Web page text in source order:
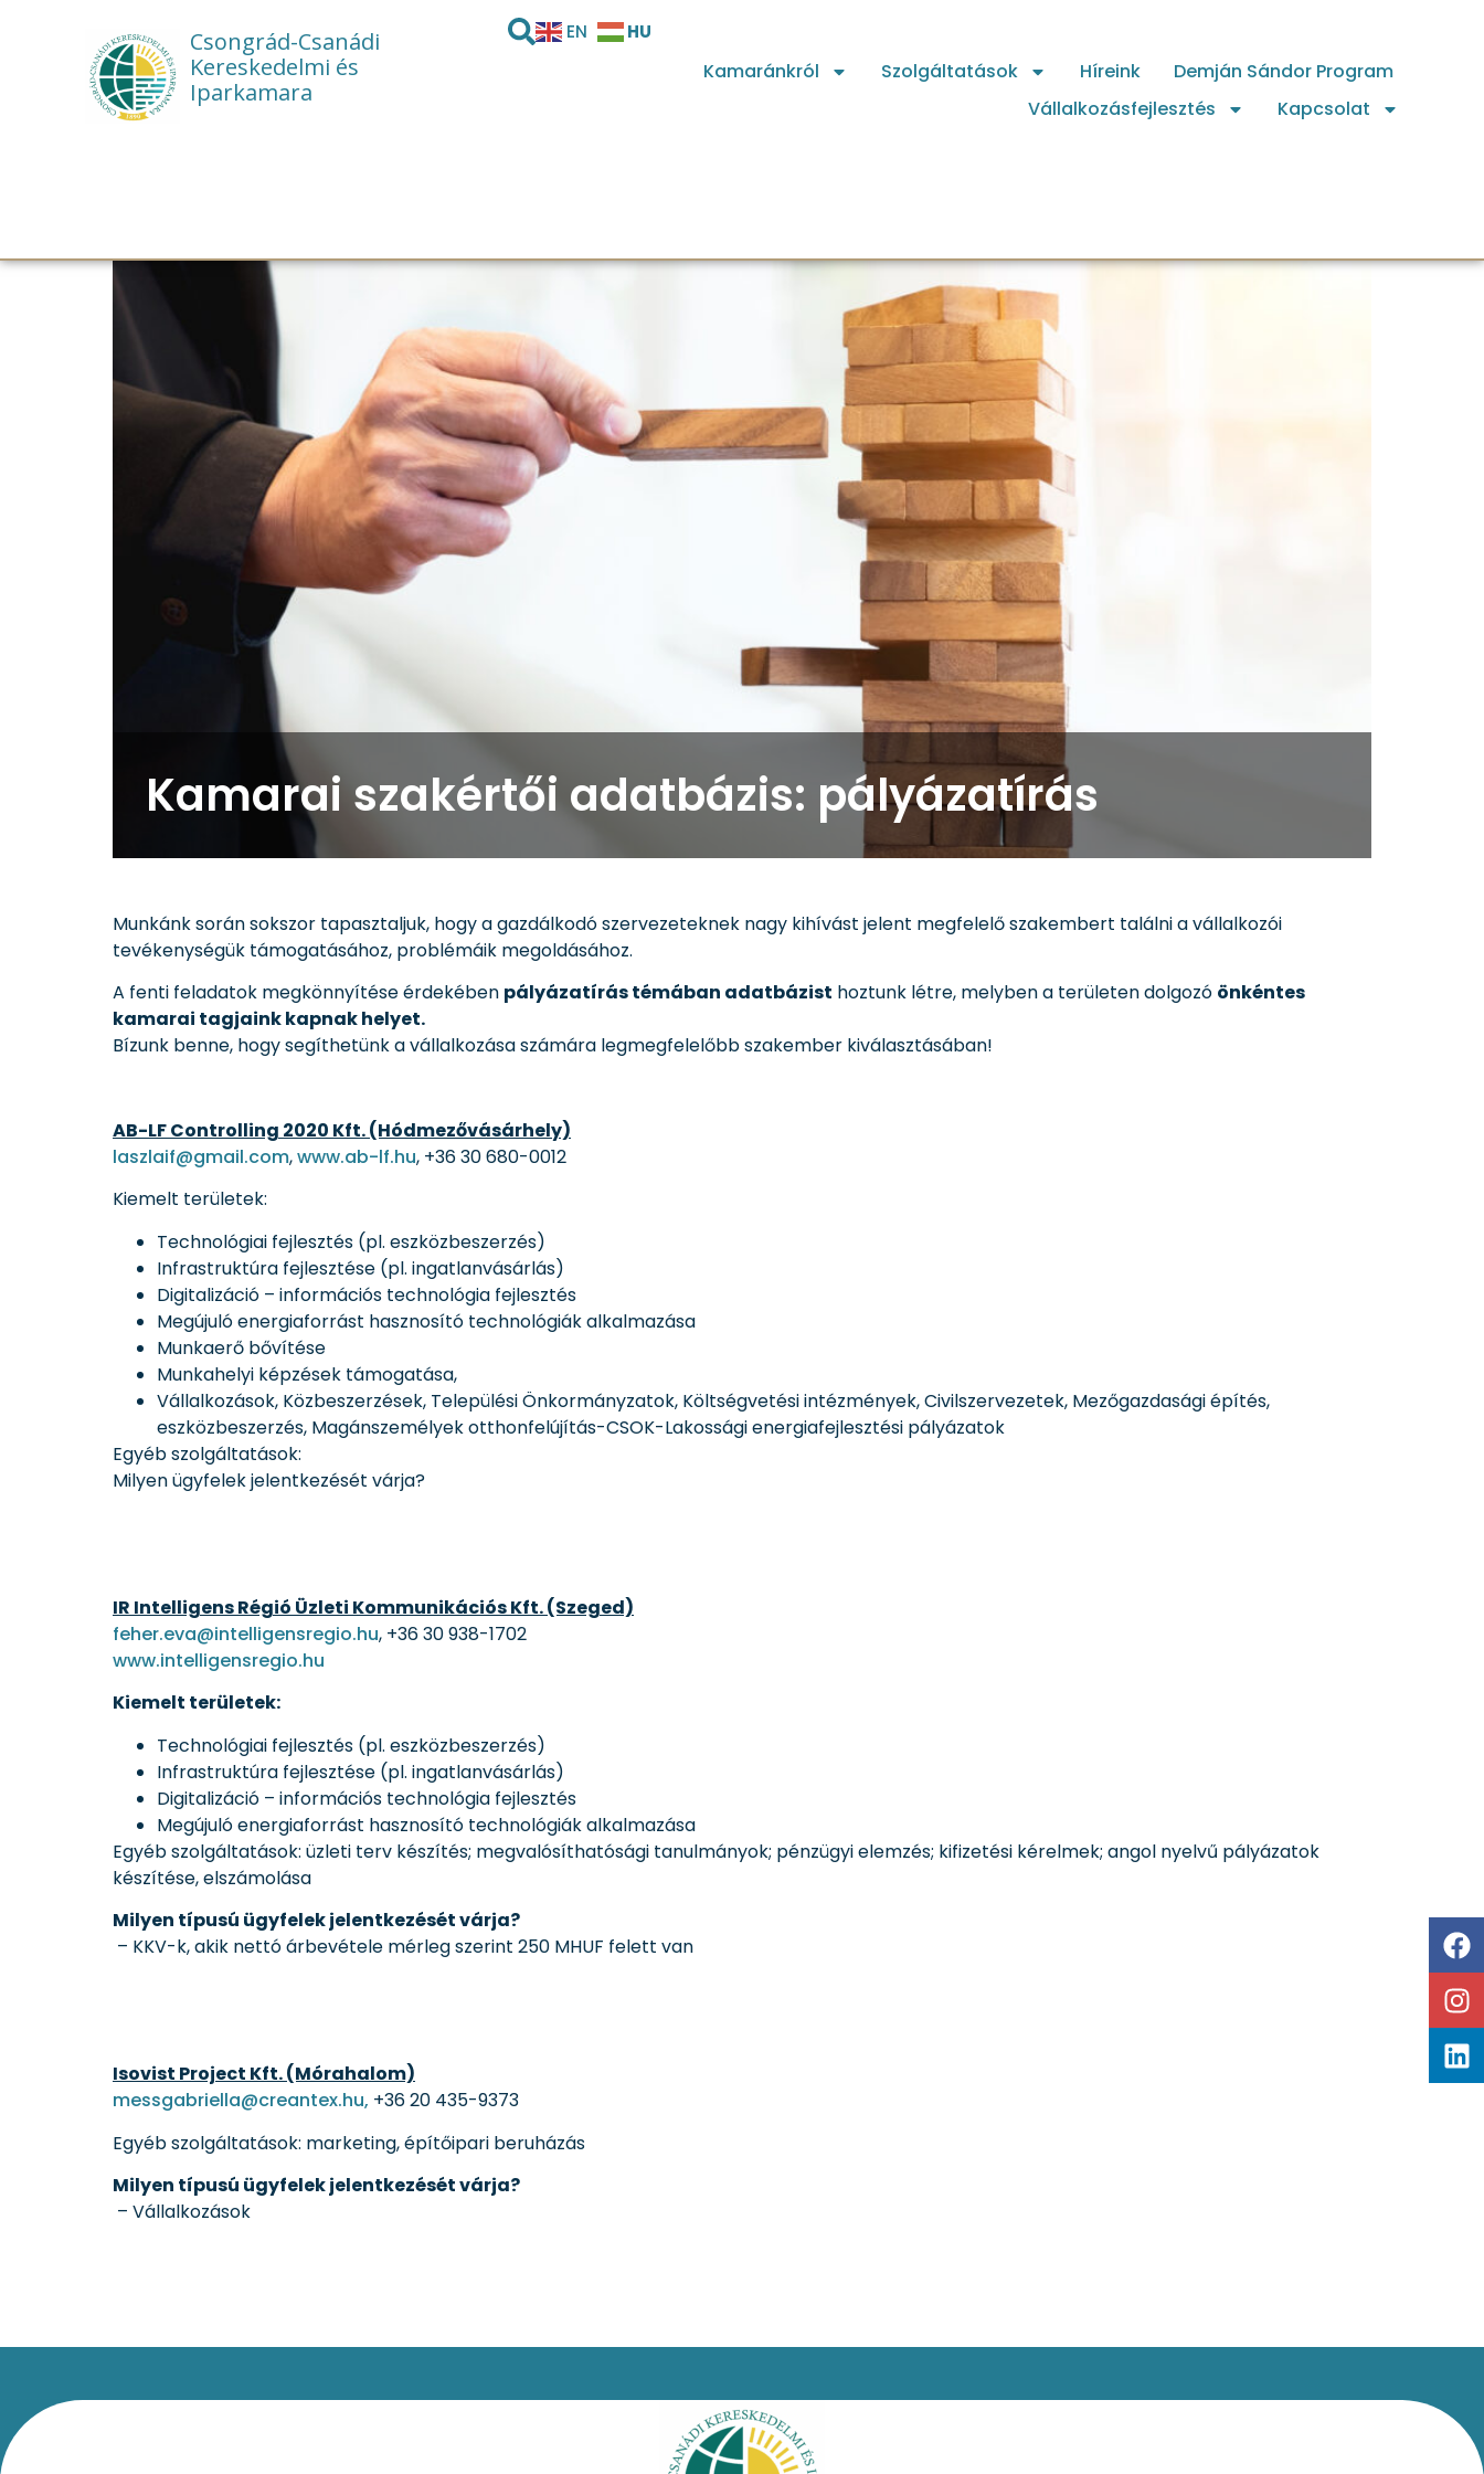
Csongrád-Csanádi
Kereskedelmi és
Iparkamara
EN HU
Kamaránkról Szolgáltatások Híreink
Demján Sándor Program
Vállalkozásfejlesztés
Kapcsolat
Kamarai szakértői adatbázis: pályázatírás
Munkánk során sokszor tapasztaljuk, hogy a gazdálkodó szervezeteknek nagy kihívást jelent megfelelő szakembert találni a vállalkozói
tevékenységük támogatásához, problémáik megoldásához.
A fenti feladatok megkönnyítése érdekében pályázatírás témában adatbázist hoztunk létre, melyben a területen dolgozó önkéntes
kamarai tagjaink kapnak helyet.
Bízunk benne, hogy segíthetünk a vállalkozása számára legmegfelelőbb szakember kiválasztásában!
AB-LF Controlling 2020 Kft. (Hódmezővásárhely)
laszlaif@gmail.com,www.ab-lf.hu, +36 30 680-0012
Kiemelt területek:
Technológiai fejlesztés (pl. eszközbeszerzés)
Infrastruktúra fejlesztése (pl. ingatlanvásárlás)
Digitalizáció – információs technológia fejlesztés
Megújuló energiaforrást hasznosító technológiák alkalmazása
Munkaerő bővítése
Munkahelyi képzések támogatása,
Vállalkozások, Közbeszerzések, Települési Önkormányzatok, Költségvetési intézmények, Civilszervezetek, Mezőgazdasági építés,
eszközbeszerzés, Magánszemélyek otthonfelújítás-CSOK-Lakossági energiafejlesztési pályázatok
Egyéb szolgáltatások:
Milyen ügyfelek jelentkezését várja?
IR Intelligens Régió Üzleti Kommunikációs Kft. (Szeged)
feher.eva@intelligensregio.hu, +36 30 938-1702
www.intelligensregio.hu
Kiemelt területek:
Technológiai fejlesztés (pl. eszközbeszerzés)
Infrastruktúra fejlesztése (pl. ingatlanvásárlás)
Digitalizáció – információs technológia fejlesztés
Megújuló energiaforrást hasznosító technológiák alkalmazása
Egyéb szolgáltatások: üzleti terv készítés; megvalósíthatósági tanulmányok; pénzügyi elemzés; kifizetési kérelmek; angol nyelvű pályázatok
készítése, elszámolása
Milyen típusú ügyfelek jelentkezését várja?
– KKV-k, akik nettó árbevétele mérleg szerint 250 MHUF felett van
Isovist Project Kft. (Mórahalom)
messgabriella@creantex.hu, +36 20 435-9373
Egyéb szolgáltatások: marketing, építőipari beruházás
Milyen típusú ügyfelek jelentkezését várja?
– Vállalkozások